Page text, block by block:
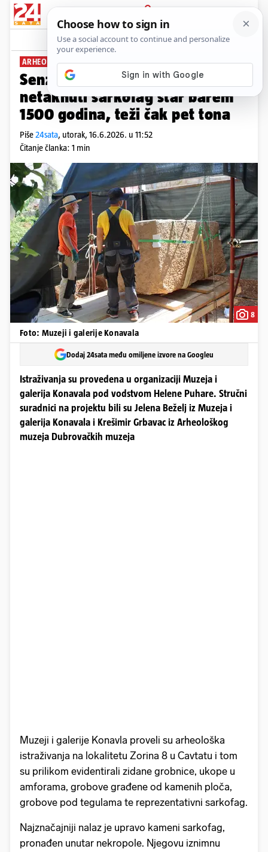
PRIJAVA
News Komentari
ARHEOLOŠKO ČUDO
Senzacija u Cavtatu: Pronašli
netaknuti sarkofag star barem
1500 godina, teži čak pet tona
Piše24sata, utorak, 16.6.2026. u 11:52
Čitanje članka: 1 min
8
Foto: Muzeji i galerije Konavala
Dodaj 24sata među omiljene izvore na Googleu
Istraživanja su provedena u organizaciji Muzeja i
galerija Konavala pod vodstvom Helene Puhare. Stručni
suradnici na projektu bili su Jelena Beželj iz Muzeja i
galerija Konavala i Krešimir Grbavac iz Arheološkog
muzeja Dubrovačkih muzeja
Muzeji i galerije Konavla proveli su arheološka
istraživanja na lokalitetu Zorina 8 u Cavtatu i tom
su prilikom evidentirali zidane grobnice, ukope u
amforama, grobove građene od kamenih ploča,
grobove pod tegulama te reprezentativni sarkofag.
Najznačajniji nalaz je upravo kameni sarkofag,
pronađen unutar nekropole. Njegovu iznimnu